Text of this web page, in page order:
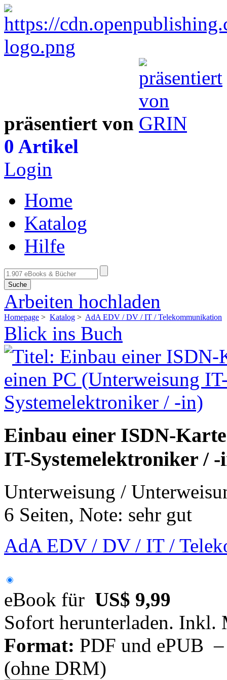
präsentiert von
0 Artikel
Login
Home
Katalog
Hilfe
Suche
Arbeiten hochladen
Homepage > Katalog > AdA EDV / DV / IT / Telekommunikation
Blick ins Buch
Einbau einer ISDN-
IT-Systemelektroniker / -
Unterweisung /
6 Seiten, Note: sehr gut
AdA EDV / DV / IT /
eBook für US$ 9,99
Sofort herunterladen. Inkl.
Format: PDF und ePUB
(ohne DRM)